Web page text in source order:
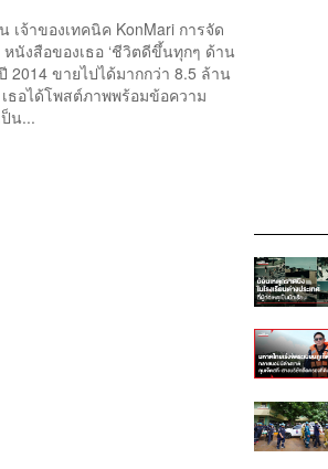
เจ้าของเทคนิค KonMari การจัด
นังสือของเธอ ‘ชีวิตดีขึ้นทุกๆ ด้าน
2014 ขายไปได้มากกว่า 8.5 ล้าน
ธอได้โพสต์ภาพพร้อมข้อความ
น...